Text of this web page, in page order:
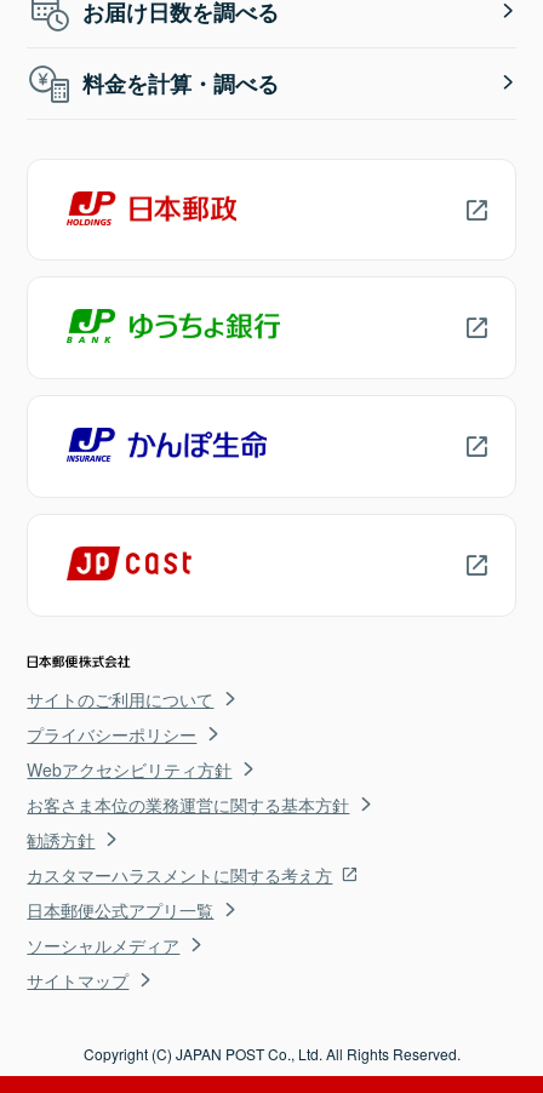
お届け日数を調べる
料金を計算・調べる
サイトのご利用について
プライバシーポリシー
Webアクセシビリティ方針
お客さま本位の業務運営に関する基本方針
勧誘方針
カスタマーハラスメントに関する考え方
日本郵便公式アプリ一覧
ソーシャルメディア
サイトマップ
Copyright (C) JAPAN POST Co., Ltd. All Rights Reserved.